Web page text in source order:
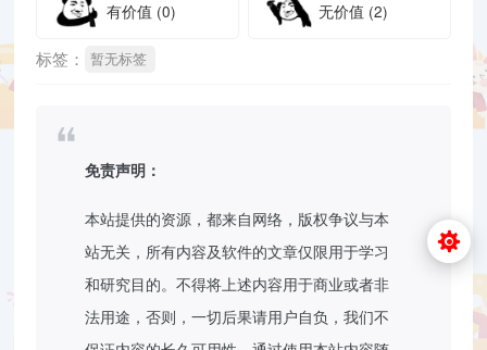
有价值 (0) 无价值 (2)
标签： 暂无标签
免责声明：
本站提供的资源，都来自网络，版权争议与本
站无关，所有内容及软件的文章仅限用于学习
和研究目的。不得将上述内容用于商业或者非
法用途，否则，一切后果请用户自负，我们不